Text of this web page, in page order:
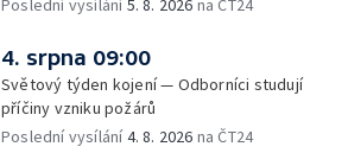
— Třem obcím na Brněnsku dočasně došla
pitná voda — SP v orientačním běhu v Česku
— Horko a požáry sužují Evropu — Rybářský
příměstský tábor
Poslední vysílání 5. 8. 2026 na ČT24
4. srpna 09:00
Světový týden kojení — Odborníci studují
příčiny vzniku požárů
Poslední vysílání4. 8. 2026 na ČT24